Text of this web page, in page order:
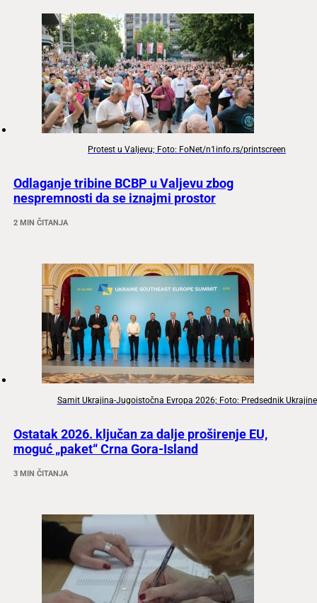
Protest u Valjevu; Foto: FoNet/n1info.rs/printscreen
Odlaganje tribine BCBP u Valjevu zbog
nespremnosti da se iznajmi prostor
2 MIN ČITANJA
Samit Ukrajina-Jugoistočna Evropa 2026; Foto: Predsednik Ukrajine
Ostatak 2026. ključan za dalje proširenje EU,
moguć „paket“ Crna Gora-Island
3 MIN ČITANJA